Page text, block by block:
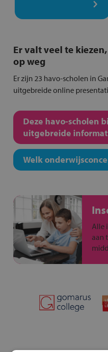
Er valt veel te
op weg
Er zijn 23 havo-scholen in
uitgebreide online
Deze havo-scholen
uitgebreide
Welk
Alle
aan